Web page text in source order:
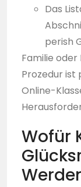
Das
perish
Familie oder
Prozedur
Online-
Wofür